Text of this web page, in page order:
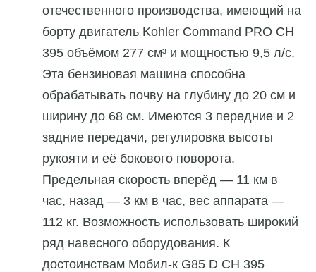
отечественного производства, имеющий на
борту двигатель Kohler Command PRO CH
395 объёмом 277 см³ и мощностью 9,5 л/с.
Эта бензиновая машина способна
обрабатывать почву на глубину до 20 см и
ширину до 68 см. Имеются 3 передние и 2
задние передачи, регулировка высоты
рукояти и её бокового поворота.
Предельная скорость вперёд — 11 км в
час, назад — 3 км в час, вес аппарата —
112 кг. Возможность использовать широкий
ряд навесного оборудования. К
достоинствам Мобил-к G85 D CH 395